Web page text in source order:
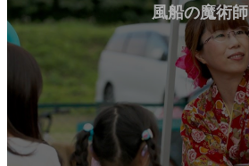
風船の魔術師